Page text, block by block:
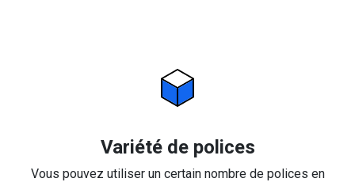
Variété de polices
Vous pouvez utiliser un certain nombre de polices en